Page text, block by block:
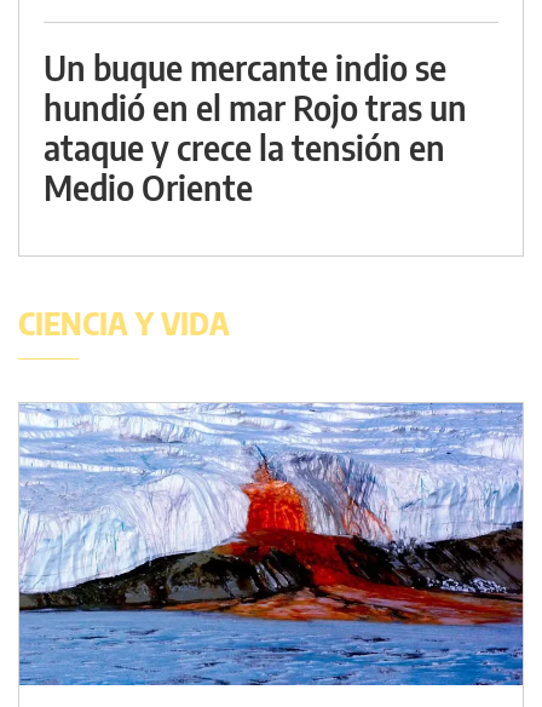
Un buque mercante indio se
hundió en el mar Rojo tras un
ataque y crece la tensión en
Medio Oriente
CIENCIA Y VIDA